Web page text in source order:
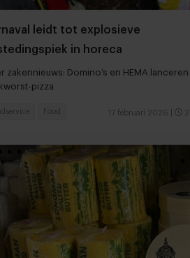
leidt tot explosieve
in horeca
zakennieuws: Domino’s en HEMA lanceren
pizza
17 februari 2026
Food